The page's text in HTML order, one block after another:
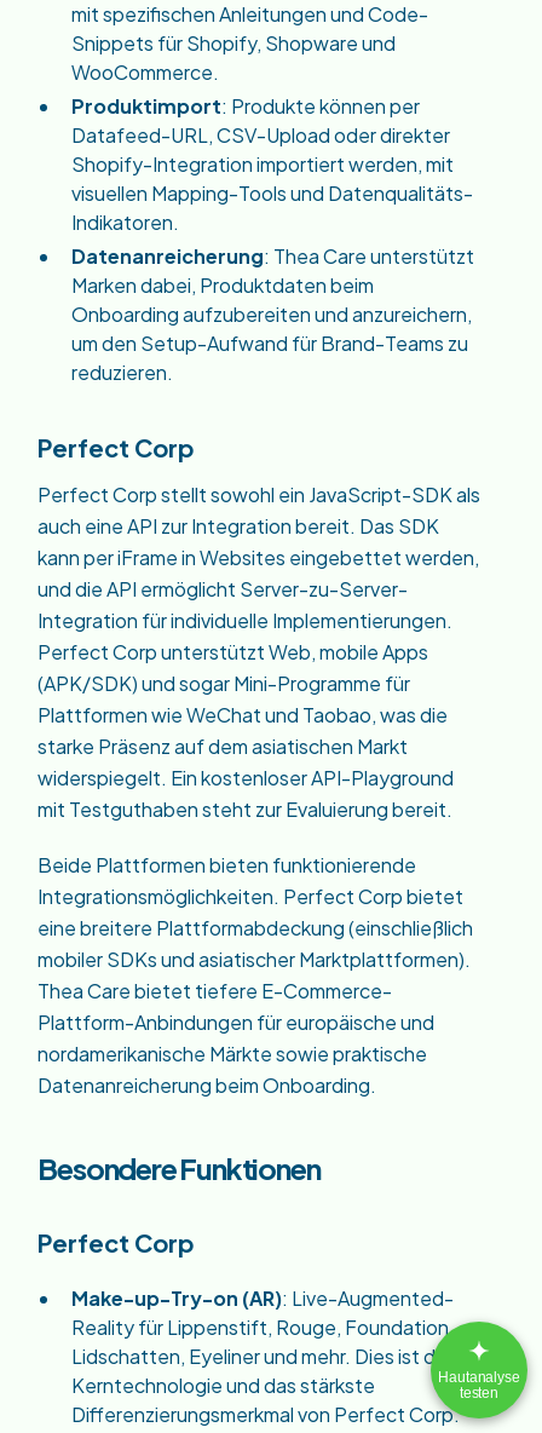
mit spezifischen Anleitungen und Code-
Snippets für Shopify, Shopware und
WooCommerce.
Produktimport: Produkte können per
Datafeed-URL, CSV-Upload oder direkter
Shopify-Integration importiert werden, mit
visuellen Mapping-Tools und Datenqualitäts-
Indikatoren.
Datenanreicherung: Thea Care unterstützt
Marken dabei, Produktdaten beim
Onboarding aufzubereiten und anzureichern,
um den Setup-Aufwand für Brand-Teams zu
reduzieren.
Perfect Corp
Perfect Corp stellt sowohl ein JavaScript-SDK als
auch eine API zur Integration bereit. Das SDK
kann per iFrame in Websites eingebettet werden,
und die API ermöglicht Server-zu-Server-
Integration für individuelle Implementierungen.
Perfect Corp unterstützt Web, mobile Apps
(APK/SDK) und sogar Mini-Programme für
Plattformen wie WeChat und Taobao, was die
starke Präsenz auf dem asiatischen Markt
widerspiegelt. Ein kostenloser API-Playground
mit Testguthaben steht zur Evaluierung bereit.
Beide Plattformen bieten funktionierende
Integrationsmöglichkeiten. Perfect Corp bietet
eine breitere Plattformabdeckung (einschließlich
mobiler SDKs und asiatischer Marktplattformen).
Thea Care bietet tiefere E-Commerce-
Plattform-Anbindungen für europäische und
nordamerikanische Märkte sowie praktische
Datenanreicherung beim Onboarding.
Besondere Funktionen
Perfect Corp
Make-up-Try-on (AR): Live-Augmented-
Reality für Lippenstift, Rouge, Foundation,
Lidschatten, Eyeliner und mehr. Dies ist die
Kerntechnologie und das stärkste
Differenzierungsmerkmal von Perfect Corp.